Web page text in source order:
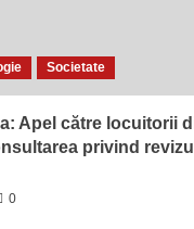
Societate
Apel către locuitorii
privind
0